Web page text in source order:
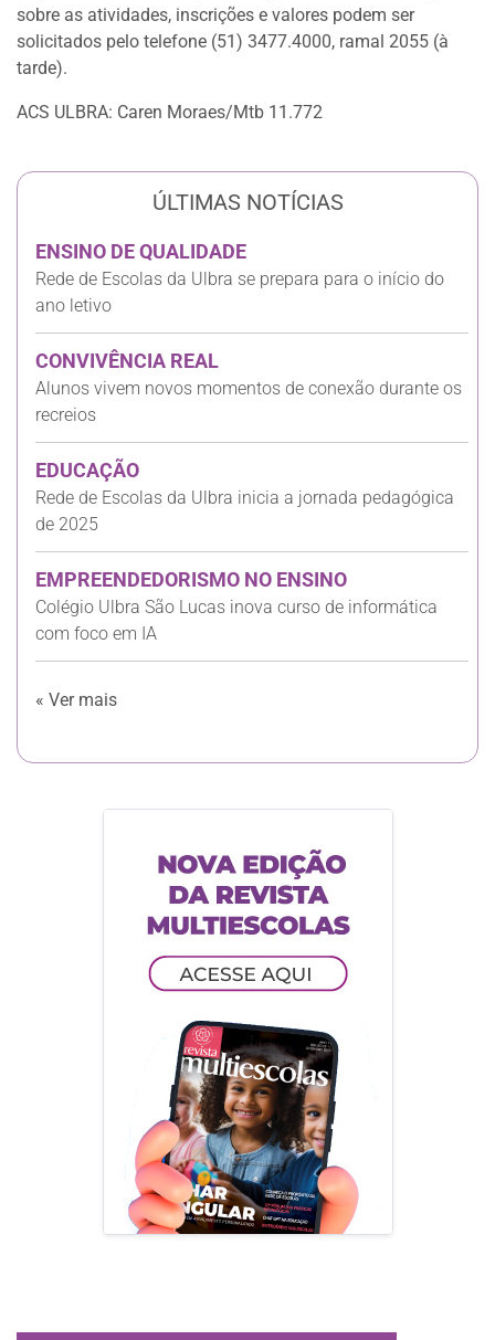
sobre as atividades, inscrições e valores podem ser
solicitados pelo telefone (51) 3477.4000, ramal 2055 (à
tarde).
ACS ULBRA: Caren Moraes/Mtb 11.772
ÚLTIMAS NOTÍCIAS
ENSINO DE QUALIDADE
Rede de Escolas da Ulbra se prepara para o início do
ano letivo
CONVIVÊNCIA REAL
Alunos vivem novos momentos de conexão durante os
recreios
EDUCAÇÃO
Rede de Escolas da Ulbra inicia a jornada pedagógica
de 2025
EMPREENDEDORISMO NO ENSINO
Colégio Ulbra São Lucas inova curso de informática
com foco em IA
« Ver mais